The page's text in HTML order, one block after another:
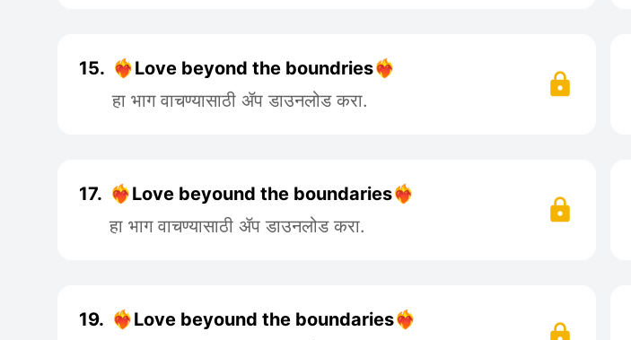
15. ❤️‍🔥Love beyond the boundries❤️‍🔥
हा भाग वाचण्यासाठी ॲप डाउनलोड करा.
17. ❤️‍🔥Love beyound the boundaries❤️‍🔥
हा भाग वाचण्यासाठी ॲप डाउनलोड करा.
19. ❤️‍🔥Love beyound the boundaries❤️‍🔥